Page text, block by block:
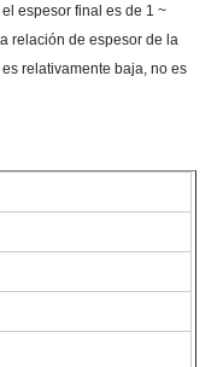
espesor final es de 1 ~
relación de espesor de la
relativamente baja, no es